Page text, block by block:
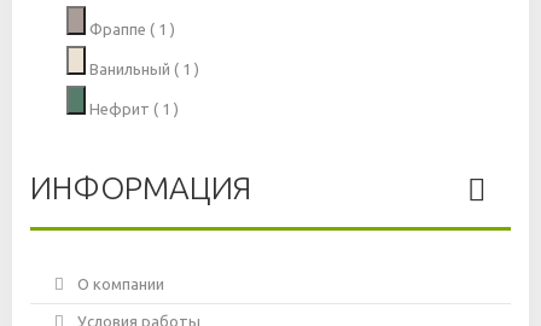
Фраппе ( 1 )
Ванильный ( 1 )
Нефрит ( 1 )
ИНФОРМАЦИЯ
О компании
Условия работы